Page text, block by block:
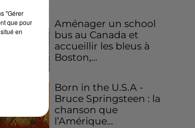
Aménager un school
bus au Canada et
accueillir les bleus à
Boston,...
Born in the U.S.A -
Bruce Springsteen : la
chanson que
l’Amérique...
"Gérer
que pour
en